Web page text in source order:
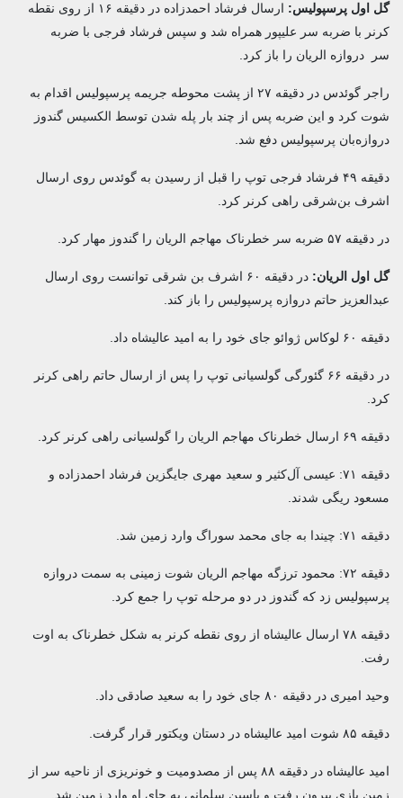
گل اول پرسپولیس:
ارسال فرشاد احمدزاده در دقیقه ۱۶ از روی نقطه
کرنر با ضربه سر علیپور همراه شد و سپس فرشاد فرجی با ضربه
سر دروازه الریان را باز کرد.
راجر گوئدس در دقیقه ۲۷ از پشت محوطه جریمه پرسپولیس اقدام به
شوت کرد و این ضربه پس از چند بار پله شدن توسط الکسیس گندوز
دروازه‌بان پرسپولیس دفع شد.
دقیقه ۴۹ فرشاد فرجی توپ را قبل از رسیدن به گوئدس روی ارسال
اشرف بن‌شرقی راهی کرنر کرد.
در دقیقه ۵۷ ضربه سر خطرناک مهاجم الریان را گندوز مهار کرد.
گل اول الریان:
در دقیقه ۶۰ اشرف بن شرقی توانست روی ارسال
عبدالعزیز حاتم دروازه پرسپولیس را باز کند.
دقیقه ۶۰ لوکاس ژوائو جای خود را به امید عالیشاه داد.
در دقیقه ۶۶ گئورگی گولسیانی توپ را پس از ارسال حاتم راهی کرنر
کرد.
دقیقه ۶۹ ارسال خطرناک مهاجم الریان را گولسیانی راهی کرنر کرد.
دقیقه ۷۱: عیسی آل‌کثیر و سعید مهری جایگزین فرشاد احمدزاده و
مسعود ریگی شدند.
دقیقه ۷۱: چیندا به جای محمد سوراگ وارد زمین شد.
دقیقه ۷۲: محمود ترزگه مهاجم الریان شوت زمینی به سمت دروازه
پرسپولیس زد که گندوز در دو مرحله توپ را جمع کرد.
دقیقه ۷۸ ارسال عالیشاه از روی نقطه کرنر به شکل خطرناک به اوت
رفت.
وحید امیری در دقیقه ۸۰ جای خود را به سعید صادقی داد.
دقیقه ۸۵ شوت امید عالیشاه در دستان ویکتور قرار گرفت.
امید عالیشاه در دقیقه ۸۸ پس از مصدومیت و خونریزی از ناحیه سر از
زمین بازی بیرون رفت و یاسین سلمانی به جای او وارد زمین شد.